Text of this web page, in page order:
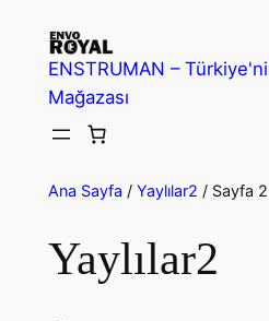
ENSTRUMAN –
Mağazası
Ana Sayfa / Yaylılar2 / Sayfa 2
Yaylılar2